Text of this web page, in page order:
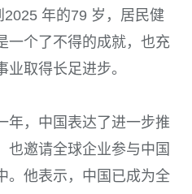
年的79 岁，居民健
一个了不得的成就，也充
取得长足进步。
年，中国表达了进一步推
也邀请全球企业参与中国
。他表示，中国已成为全